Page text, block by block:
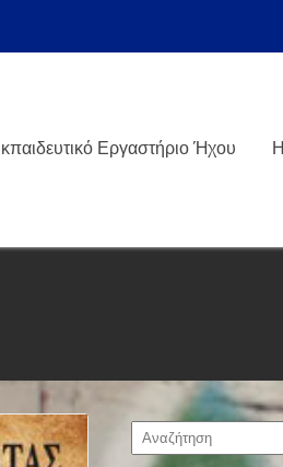
Εκπαιδευτικό Εργαστήριο Ήχου